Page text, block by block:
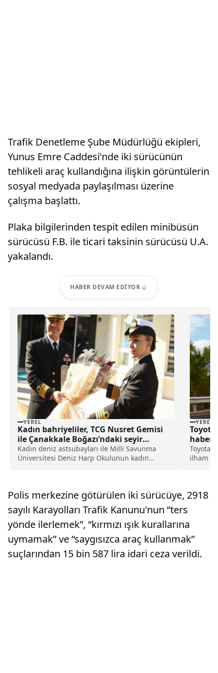
Trafik Denetleme Şube Müdürlüğü ekipleri,
Yunus Emre Caddesi'nde iki sürücünün
tehlikeli araç kullandığına ilişkin görüntülerin
sosyal medyada paylaşılması üzerine
çalışma başlattı.
Plaka bilgilerinden tespit edilen minibüsün
sürücüsü F.B. ile ticari taksinin sürücüsü U.A.
yakalandı.
HABER DEVAM EDIYOR
YEREL
Kadın bahriyeliler, TCG Nusret Gemisi
ile Çanakkale Boğazı’ndaki seyir
faaliyetine katıldı haberi
Kadın deniz astsubayları ile Milli Savunma
Üniversitesi Deniz Harp Okulunun kadın
katıldı.Kadın öğrenciler ve ...
YEREL
haberi
Toyota,
ilham
GR
Polis merkezine götürülen iki sürücüye, 2918
sayılı Karayolları Trafik Kanunu'nun “ters
yönde ilerlemek”, “kırmızı ışık kurallarına
uymamak” ve “saygısızca araç kullanmak”
suçlarından 15 bin 587 lira idari ceza verildi.